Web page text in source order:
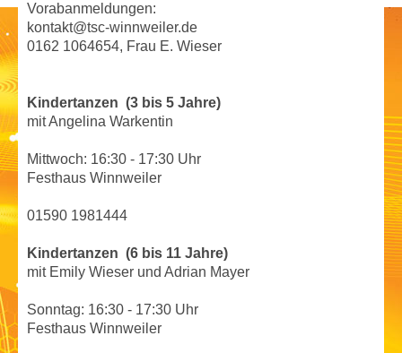
Vorabanmeldungen:
kontakt@tsc-winnweiler.de
0162 1064654, Frau E. Wieser
Kindertanzen (3 bis 5 Jahre)
mit Angelina Warkentin
Mittwoch: 16:30 - 17:30 Uhr
Festhaus Winnweiler
01590 1981444
Kindertanzen (6 bis 11 Jahre)
mit Emily Wieser und Adrian Mayer
Sonntag: 16:30 - 17:30 Uhr
Festhaus Winnweiler